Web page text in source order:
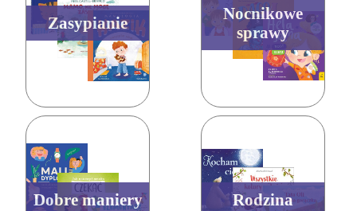
Zasypianie
Nocnikowe
sprawy
Dobre maniery Rodzina